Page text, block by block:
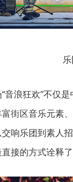
音浪狂欢”不仅
街区音乐元素
响乐团到素人
接的方式诠释